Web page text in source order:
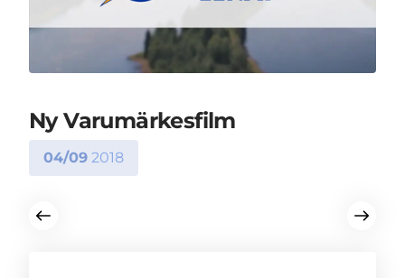
Ny Varumärkesfilm
04/09 2018